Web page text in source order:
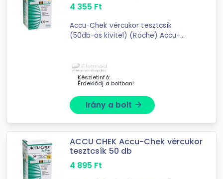
4 355 Ft
Accu-Chek vércukor tesztcsík
(50db-os kivitel) (Roche) Accu-
Active készülékhez.
Készletinfó:
Érdeklődj a boltban!
Irány a bolt arrow_forward
ACCU CHEK Accu-Chek vércukor
tesztcsík 50 db
4 895 Ft